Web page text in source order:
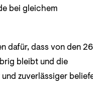
bei gleichem
dafür, dass von den 26
bleibt und die
zuverlässiger